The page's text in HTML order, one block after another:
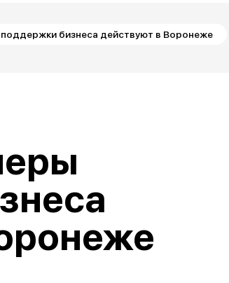
бизнеса действуют в Воронеже